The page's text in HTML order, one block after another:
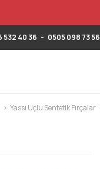
532 40 36 - 0505 098 73 56
Yassı Uçlu Sentetik Fırçalar